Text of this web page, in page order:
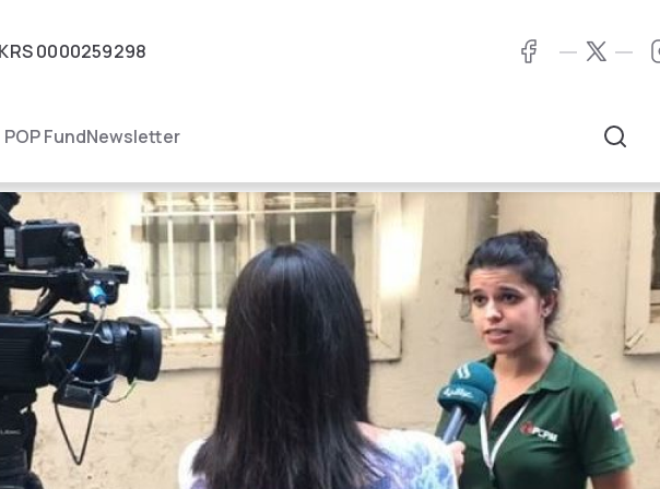
KRS0000259298 FacebookTwitter
POP FundNewsletter